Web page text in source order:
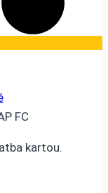
FC
kartou.